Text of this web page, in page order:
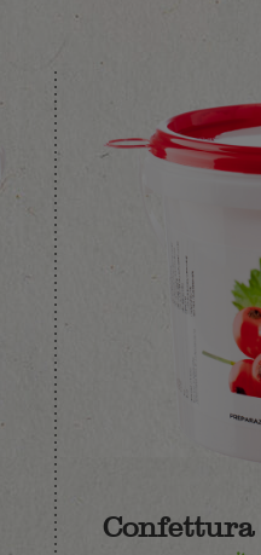
Confettura